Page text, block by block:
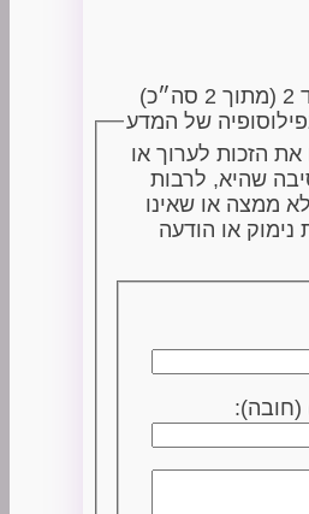
של המדע
הזכות לערוך או
שהיא, לרבות
ממצה או שאינו
או הודעה
(חובה):